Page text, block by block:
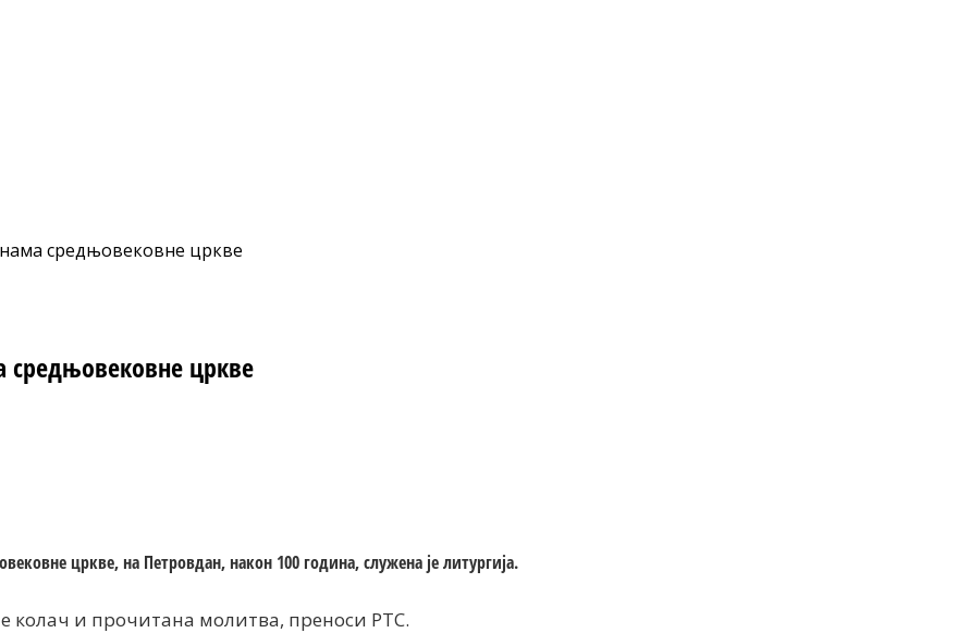
средњовековне цркве
средњовековне цркве
цркве, на Петровдан, након 100 година, служена је литургија.
колач и прочитана молитва, преноси РТС.